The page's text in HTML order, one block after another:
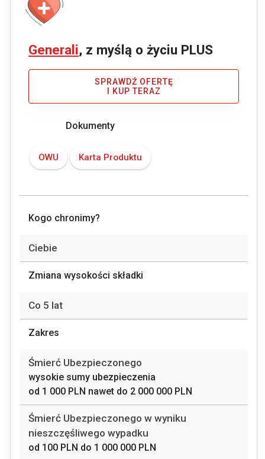
Generali, z myślą o życiu PLUS
SPRAWDŹ OFERTĘ
I KUP TERAZ
Dokumenty
OWU Karta Produktu
Kogo chronimy?
Ciebie
Zmiana wysokości składki
Co 5 lat
Zakres
Śmierć Ubezpieczonego
wysokie sumy ubezpieczenia
od 1 000 PLN nawet do 2 000 000 PLN
Śmierć Ubezpieczonego w wyniku
nieszczęśliwego wypadku
od 100 PLN do 1 000 000 PLN